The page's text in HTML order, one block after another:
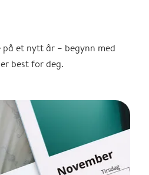
et nytt år – begynn med
best for deg.